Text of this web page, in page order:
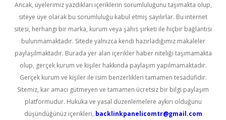
Ancak, üyelerimiz yazdıkları içeriklerin sorumluluğunu taşımakta olup,
siteye üye olarak bu sorumluluğu kabul etmiş sayılırlar. Bu internet
sitesi, herhangi bir marka, kurum veya şahıs şirketi ile hiçbir bağlantısı
bulunmamaktadır. Sitede yalnızca kendi hazırladığımız makaleler
paylaşılmaktadır. Burada yer alan içerikler haber niteliği taşımamakta
olup, gerçek kurum ve kişiler hakkında paylaşım yapılmamaktadır.
Gerçek kurum ve kişiler ile isim benzerlikleri tamamen tesadüfidir.
Sitemiz, kar amacı gütmeyen ve tamamen ücretsiz bir bilgi paylaşım
platformudur. Hukuka ve yasal düzenlemelere aykırı olduğunu
düşündüğünüz içerikleri, backlinkpanelicomtr@gmail.com